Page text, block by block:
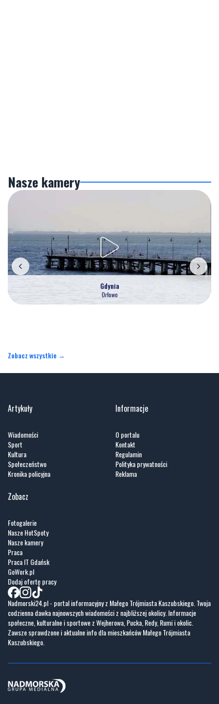
Nasze kamery
Gdynia
Orłowo
Zobacz wszystkie →
Artykuły
Wiadomości
Sport
Kultura
Społeczeństwo
Kronika policyjna
Informacje
O portalu
Kontakt
Regulamin
Polityka prywatności
Reklama
Zobacz
Fotogalerie
Nasze HotSpoty
Nasze kamery
Praca
Praca IT Gdańsk
GoWork.pl
Dodaj ofertę pracy
Nadmorski24.pl - portal informacyjny z Małego Trójmiasta Kaszubskiego. Twoja
codzienna dawka najnowszych wiadomości z najbliższej okolicy. Informacje
społeczne, kulturalne i sportowe z Wejherowa, Pucka, Redy, Rumi i okolic.
Zawsze sprawdzone i aktualne info dla mieszkańców Małego Trójmiasta
Kaszubskiego.